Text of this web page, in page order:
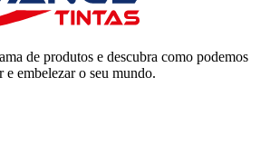
de produtos e descubra como podemos
e embelezar o seu mundo.